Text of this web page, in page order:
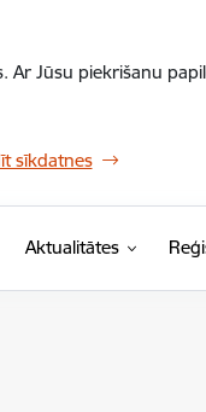
Jūsu piekrišanu
sīkdatnes
Aktualitātes